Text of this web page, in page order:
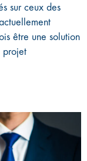
sur ceux des
être une solution
projet